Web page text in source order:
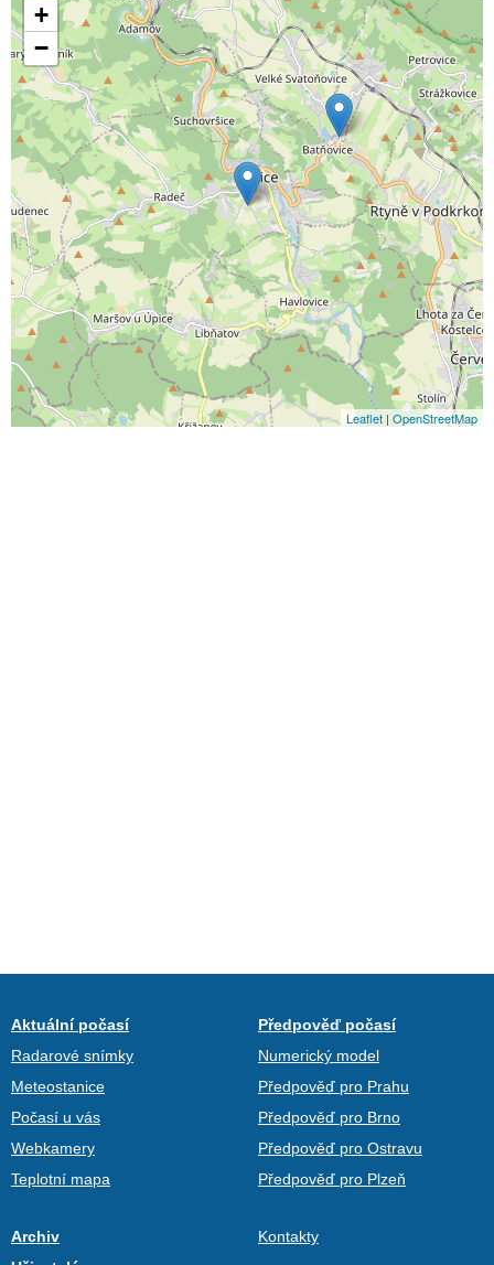
+
−
Leaflet | OpenStreetMap
Aktuální počasí
Radarové snímky
Meteostanice
Počasí u vás
Webkamery
Teplotní mapa
Předpověď počasí
Numerický model
Předpověď pro Prahu
Předpověď pro Brno
Předpověď pro Ostravu
Předpověď pro Plzeň
Archiv
Kontakty